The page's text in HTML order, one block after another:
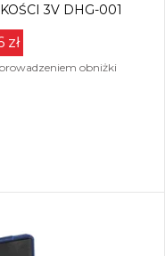
3V DHG-001
zł
obniżki